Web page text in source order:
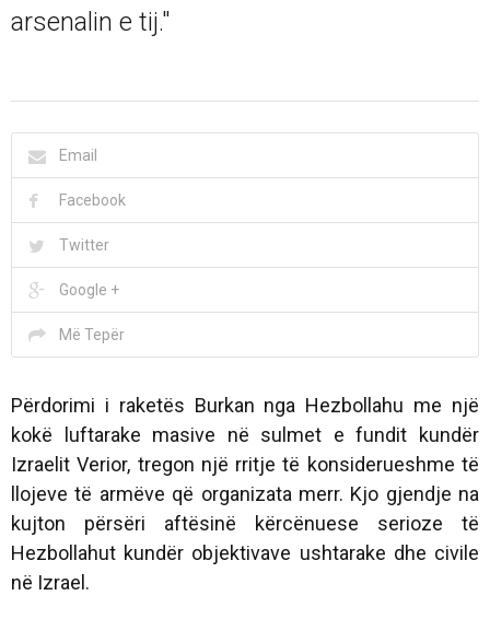
arsenalin e tij."
Email
Facebook
Twitter
Google +
Më Tepër
Përdorimi i raketës Burkan nga Hezbollahu me një
kokë luftarake masive në sulmet e fundit kundër
Izraelit Verior, tregon një rritje të konsiderueshme të
llojeve të armëve që organizata merr. Kjo gjendje na
kujton përsëri aftësinë kërcënuese serioze të
Hezbollahut kundër objektivave ushtarake dhe civile
në Izrael.